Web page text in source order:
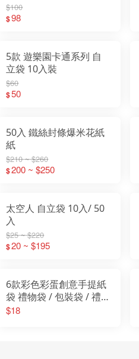
$100
$98
5款 遊樂園卡通系列 自
立袋 10入裝
$60
$50
50入 鐵絲封條爆米花紙
紙
$210 ~ $260
$200 ~ $250
太空人 自立袋 10入/ 50
入
$25 ~ $220
$20 ~ $195
6款彩色彩蛋創意手提紙
袋 禮物袋 / 包裝袋 / 禮物
袋/兒童節送禮袋/烘培
$18